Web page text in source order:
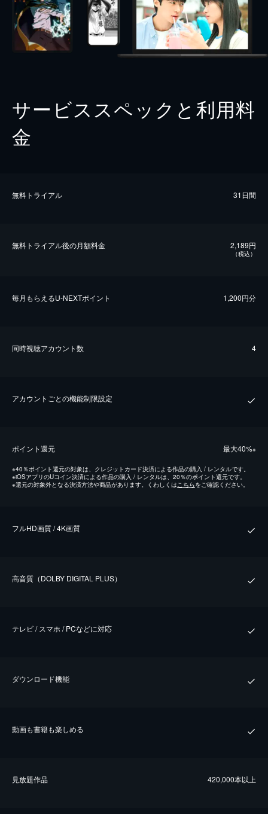
サービススペックと利用料
金
無料トライアル 31日間
無料トライアル後の⽉額料金 2,189円
（税込）
毎⽉もらえるU-NEXTポイント 1,200円分
同時視聴アカウント数 4
アカウントごとの機能制限設定
ポイント還元 最⼤40%※
※40％ポイント還元の対象は、クレジットカード決済による作品の購入 / レンタルです。
※iOSアプリのUコイン決済による作品の購入 / レンタルは、20％のポイント還元です。
※還元の対象外となる決済方法や商品があります。くわしくはこちらをご確認ください。
フルHD画質 / 4K画質
⾼⾳質（DOLBY DIGITAL PLUS）
テレビ / スマホ / PCなどに対応
ダウンロード機能
動画も書籍も楽しめる
⾒放題作品 420,000本以上